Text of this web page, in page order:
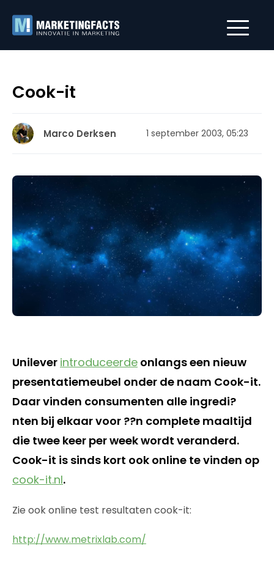
Cook-it
Marco Derksen 1 september 2003, 05:23
Unilever introduceerde onlangs een nieuw
presentatiemeubel onder de naam Cook-it.
Daar vinden consumenten alle ingredi?
nten bij elkaar voor ??n complete maaltijd
die twee keer per week wordt veranderd.
Cook-it is sinds kort ook online te vinden op
cook-it.nl.
Zie ook online test resultaten cook-it:
http://www.metrixlab.com/